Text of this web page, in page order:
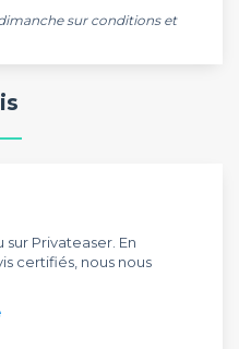
sur conditions et
Privateaser. En
certifiés, nous nous